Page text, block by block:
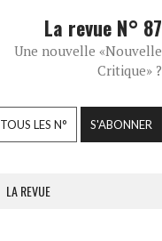
La revue N° 87
Une nouvelle «Nouvelle
Critique» ?
TOUS LES N° S'ABONNER
LA REVUE